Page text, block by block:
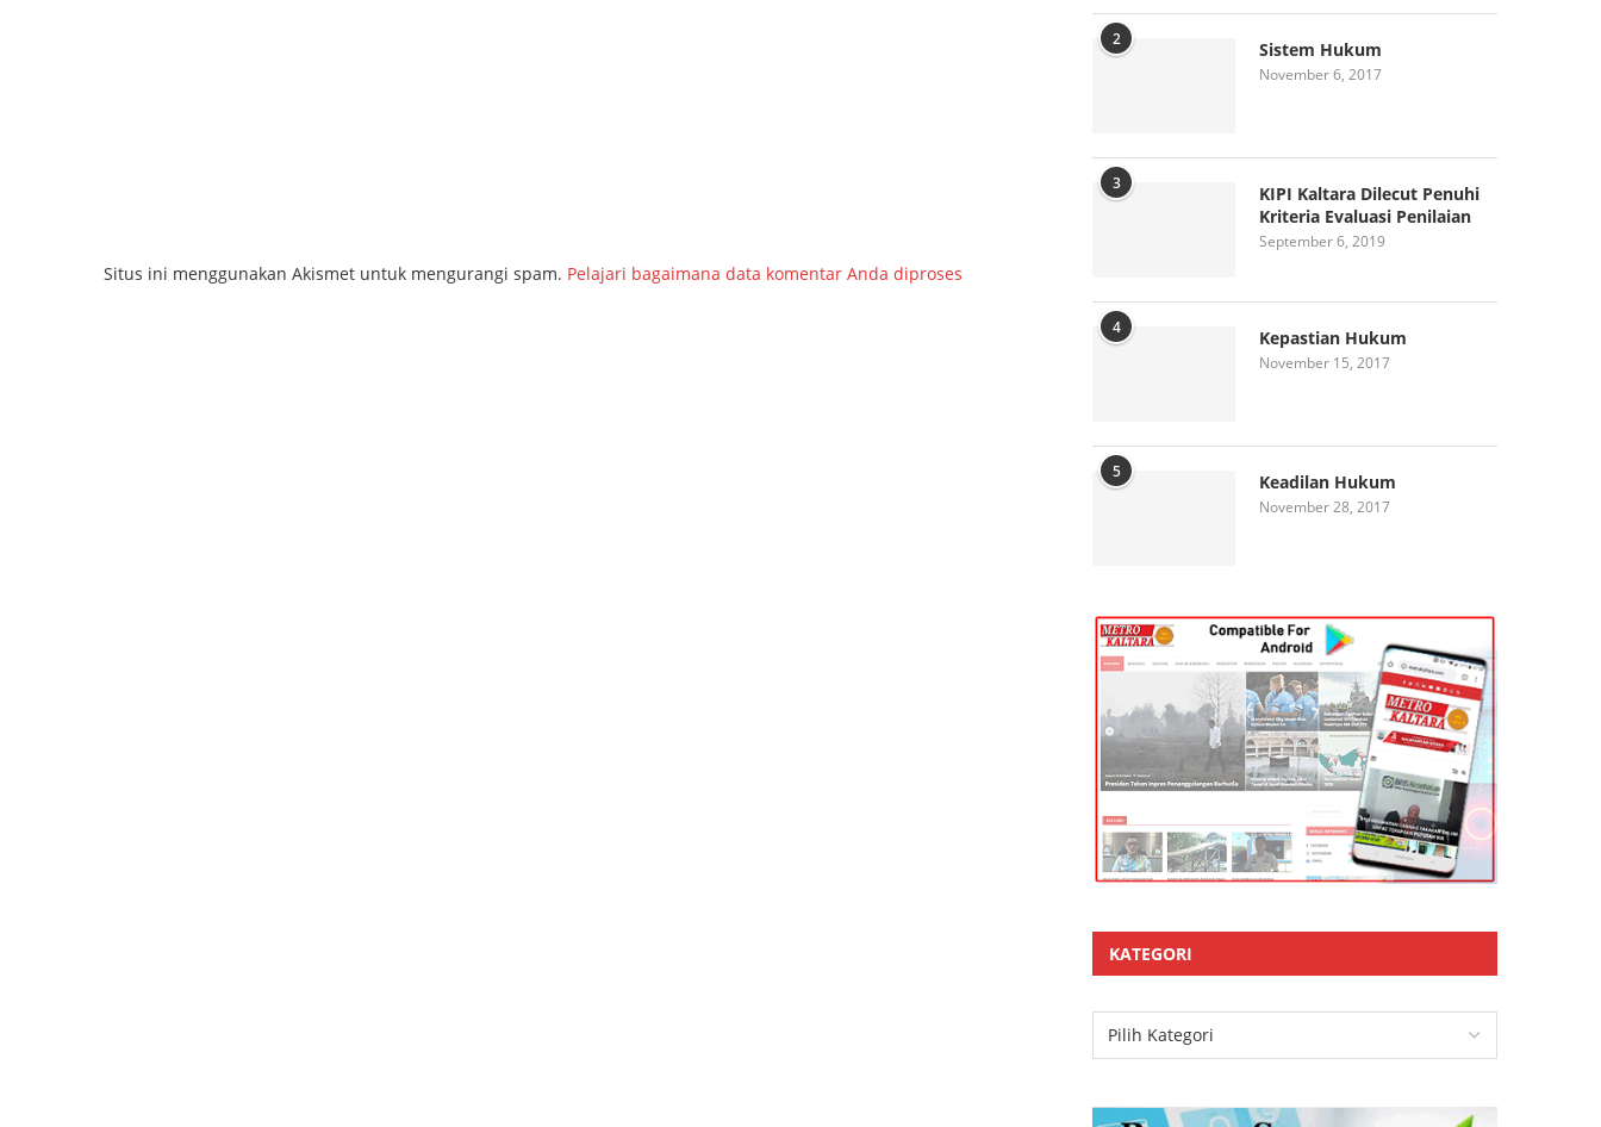
Situs ini menggunakan Akismet untuk mengurangi spam. Pelajari bagaimana data komentar Anda diproses
2 Sistem Hukum
November 6, 2017
3
KIPI Kaltara Dilecut Penuhi
Kriteria Evaluasi Penilaian
September 6, 2019
4 Kepastian Hukum
November 15, 2017
5 Keadilan Hukum
November 28, 2017
KATEGORI